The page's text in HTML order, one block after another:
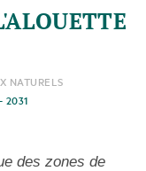
NATURELS
2031
des zones de